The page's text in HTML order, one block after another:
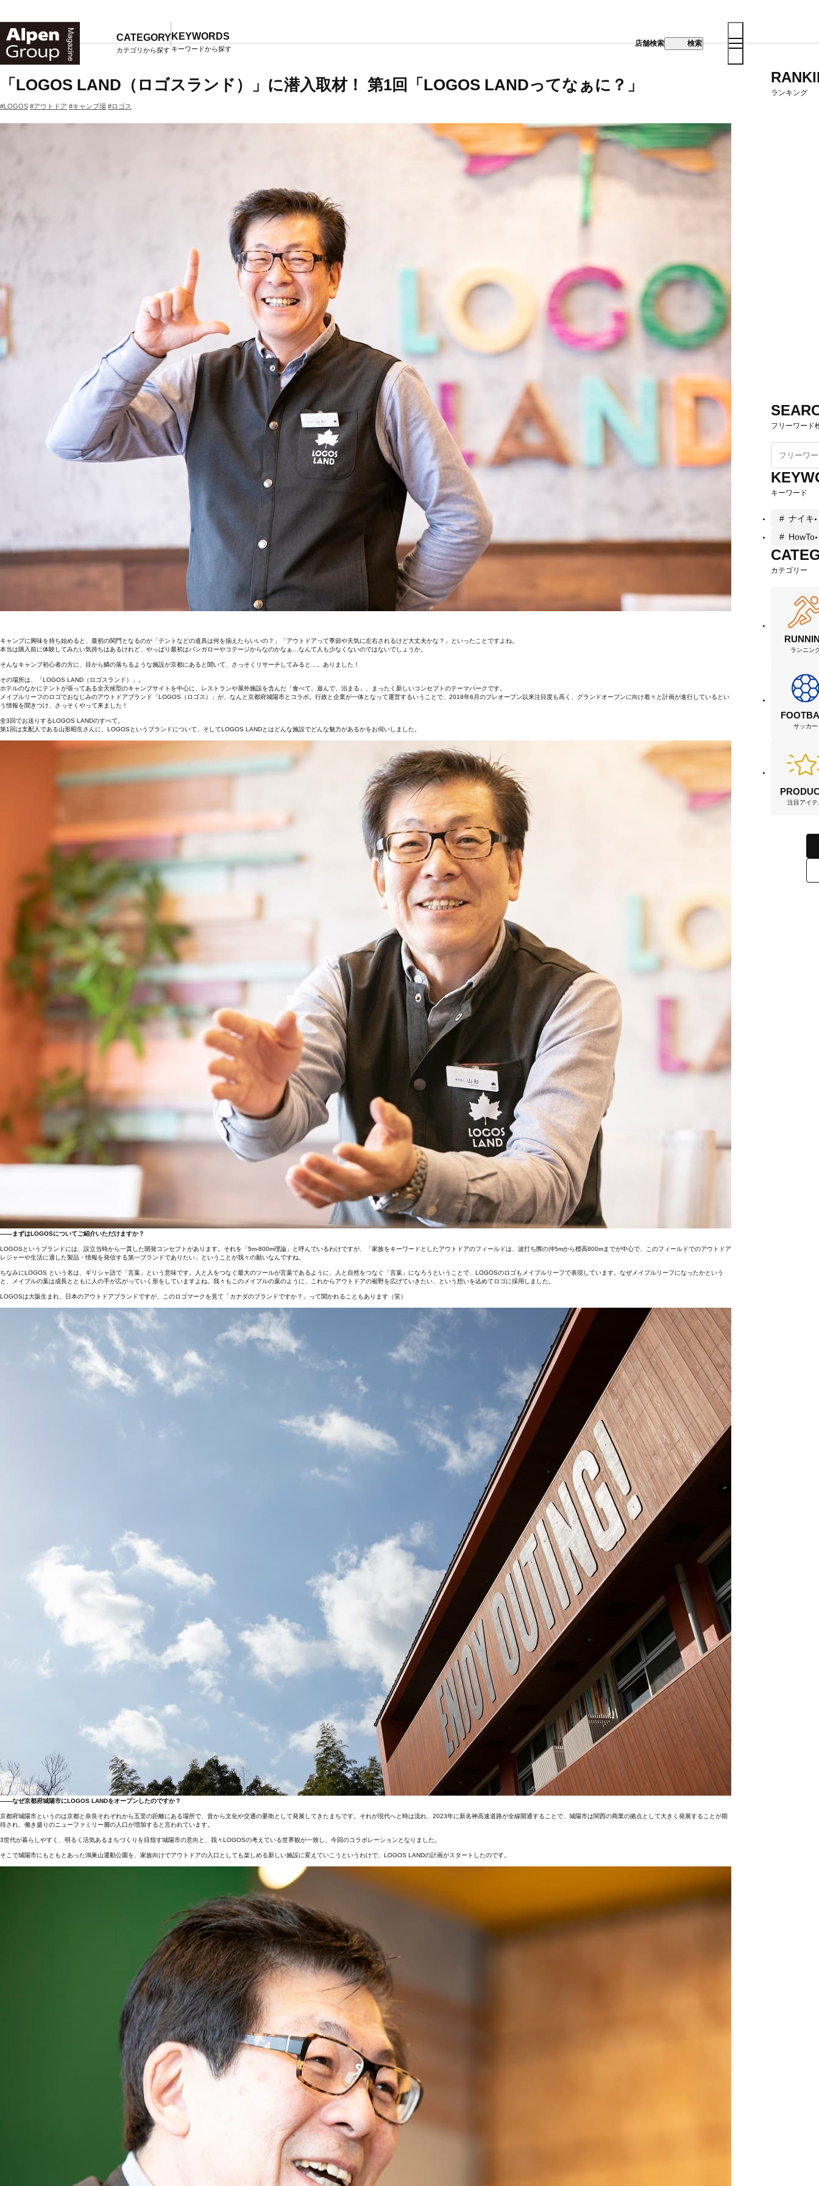
CATEGORY
カテゴリから探す
KEYWORDS
キーワードから探す
店舗検索 検索
TOP マガジン一覧
「LOGOS LAND（ロゴスランド）」に潜入取材！ 第1回「LOGOS LANDってなぁに？」
#LOGOS #アウトドア #キャンプ場 #ロゴス
キャンプに興味を持ち始めると、最初の関門となるのが「テントなどの道具は何を揃えたらいいの？」「アウトドアって季節や天気に左右されるけど大丈夫かな？」といったことですよね。
本当は購入前に体験してみたい気持ちはあるけれど、やっぱり最初はバンガローやコテージからなのかなぁ…なんて人も少なくないのではないでしょうか。
そんなキャンプ初心者の方に、目から鱗の落ちるような施設が京都にあると聞いて、さっそくリサーチしてみると…。ありました！
その場所は、「LOGOS LAND（ロゴスランド）」。
ホテルのなかにテントが張ってある全天候型のキャンプサイトを中心に、レストランや屋外施設を含んだ「食べて、遊んで、泊まる」、まったく新しいコンセプトのテーマパークです。
メイプルリーフのロゴでおなじみのアウトドアブランド「LOGOS（ロゴス）」が、なんと京都府城陽市とコラボ。行政と企業が一体となって運営するいうことで、2018年6月のプレオープン以来注目度も高く、グランドオープンに向け着々と計画が進行しているとい
う情報を聞きつけ、さっそくやって来ました！
全3回でお送りするLOGOS LANDのすべて。
第1回は支配人である山形昭生さんに、LOGOSというブランドについて、そしてLOGOS LANDとはどんな施設でどんな魅力があるかをお伺いしました。
――まずはLOGOSについてご紹介いただけますか？
LOGOSというブランドには、設立当時から一貫した開発コンセプトがあります。それを「5m-800m理論」と呼んでいるわけですが、「家族をキーワードとしたアウトドアのフィールドは、波打ち際の沖5mから標高800mまでが中心で、このフィールドでのアウトドア
レジャーや生活に適した製品・情報を発信する第一ブランドでありたい」ということが我々の願いなんですね。
ちなみにLOGOS という名は、ギリシャ語で「言葉」という意味です。人と人をつなぐ最大のツールが言葉であるように、人と自然をつなぐ「言葉」になろうということで、LOGOSのロゴもメイプルリーフで表現しています。なぜメイプルリーフになったかという
と、メイプルの葉は成長とともに人の手が広がっていく形をしていますよね。我々もこのメイプルの葉のように、これからアウトドアの裾野を広げていきたい、という想いを込めてロゴに採用しました。
LOGOSは大阪生まれ、日本のアウトドアブランドですが、このロゴマークを見て「カナダのブランドですか？」って聞かれることもあります（笑）
――なぜ京都府城陽市にLOGOS LANDをオープンしたのですか？
京都府城陽市というのは京都と奈良それぞれから五里の距離にある場所で、昔から文化や交通の要衛として発展してきたまちです。それが現代へと時は流れ、2023年に新名神高速道路が全線開通することで、城陽市は関西の商業の拠点として大きく発展することが期
待され、働き盛りのニューファミリー層の人口が増加すると言われています。
3世代が暮らしやすく、明るく活気あるまちづくりを目指す城陽市の意向と、我々LOGOSの考えている世界観が一致し、今回のコラボレーションとなりました。
そこで城陽市にもともとあった鴻巣山運動公園を、家族向けでアウトドアの入口としても楽しめる新しい施設に変えていこうというわけで、LOGOS LANDの計画がスタートしたのです。
ランキング
フリーワード
キーワード
ナイキ
HowTo
カテゴリー
ランニン
サッカー
注目アイテ